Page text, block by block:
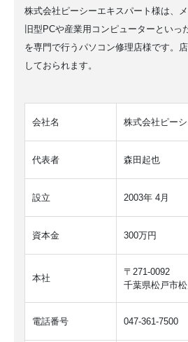
株式会社ピーシーエキスパート様は、
旧型PCや産業用コンピューターといっ
を専門で行うパソコン修理店様です。
しておられます。
会社名 株式会社ピー
代表者 森田起也
設立 2003年 4月
資本金 300万円
本社
〒271-0092
千葉県松戸市
電話番号 047-361-7500